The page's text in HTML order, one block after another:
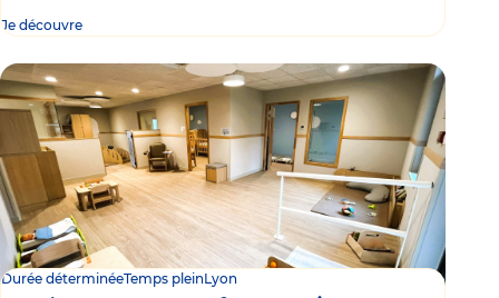
Je découvre
Durée déterminéeTemps pleinLyon